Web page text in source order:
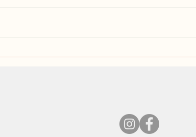
Globo Rural | Pioneiros de café no